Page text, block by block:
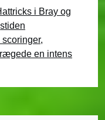
i Bray og
en intens